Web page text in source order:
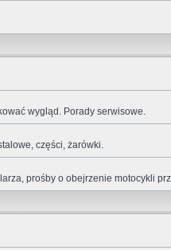
wygląd. Porady serwisowe.
części, żarówki.
prośby o obejrzenie motocykli